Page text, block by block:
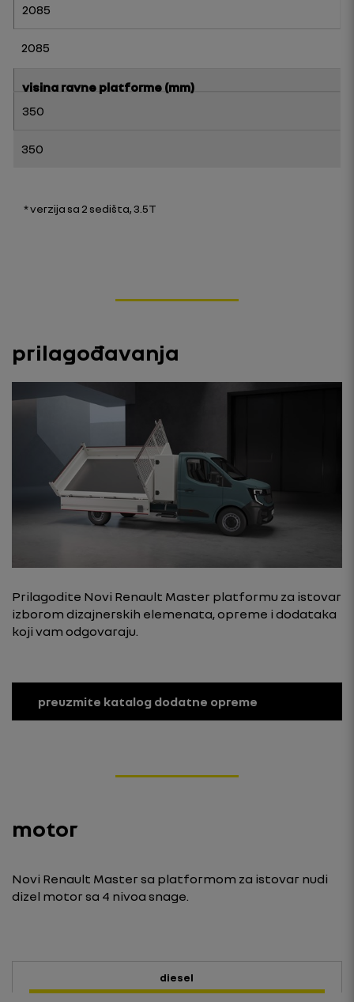
2085
2085
visina ravne platforme (mm)
350
350
* verzija sa 2 sedišta, 3.5T
prilagođavanja
Prilagodite Novi Renault Master platformu za istovar
izborom dizajnerskih elemenata, opreme i dodataka
koji vam odgovaraju.
preuzmite katalog dodatne opreme
motor
Novi Renault Master sa platformom za istovar nudi
dizel motor sa 4 nivoa snage.
diesel